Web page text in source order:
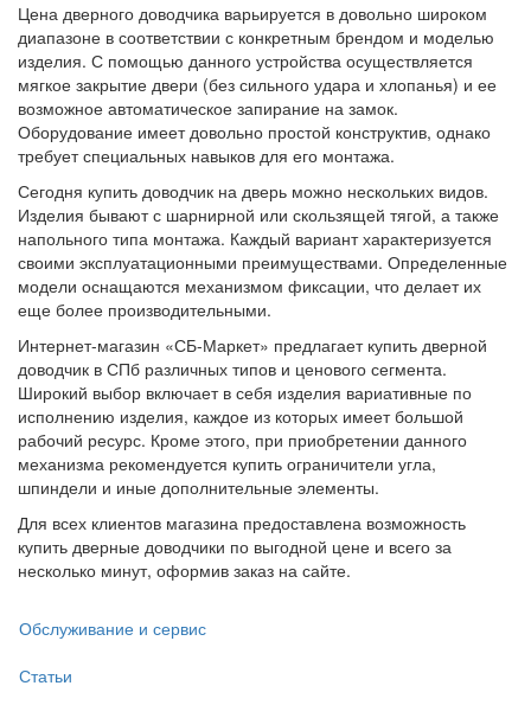
Цена дверного доводчика варьируется в довольно широком
диапазоне в соответствии с конкретным брендом и моделью
изделия. С помощью данного устройства осуществляется
мягкое закрытие двери (без сильного удара и хлопанья) и ее
возможное автоматическое запирание на замок.
Оборудование имеет довольно простой конструктив, однако
требует специальных навыков для его монтажа.
Сегодня купить доводчик на дверь можно нескольких видов.
Изделия бывают с шарнирной или скользящей тягой, а также
напольного типа монтажа. Каждый вариант характеризуется
своими эксплуатационными преимуществами. Определенные
модели оснащаются механизмом фиксации, что делает их
еще более производительными.
Интернет-магазин «СБ-Маркет» предлагает купить дверной
доводчик в СПб различных типов и ценового сегмента.
Широкий выбор включает в себя изделия вариативные по
исполнению изделия, каждое из которых имеет большой
рабочий ресурс. Кроме этого, при приобретении данного
механизма рекомендуется купить ограничители угла,
шпиндели и иные дополнительные элементы.
Для всех клиентов магазина предоставлена возможность
купить дверные доводчики по выгодной цене и всего за
несколько минут, оформив заказ на сайте.
Обслуживание и сервис
Статьи